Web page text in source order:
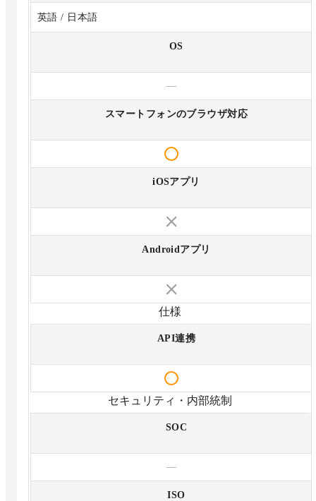
英語 / 日本語
OS
—
スマートフォンのブラウザ対応
iOSアプリ
Androidアプリ
仕様
API連携
セキュリティ・内部統制
SOC
—
ISO